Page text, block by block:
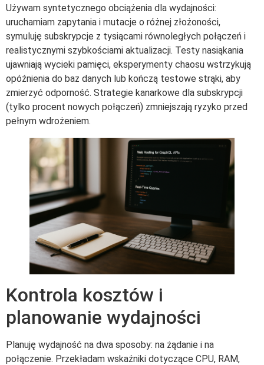
Używam syntetycznego obciążenia dla wydajności:
uruchamiam zapytania i mutacje o różnej złożoności,
symuluję subskrypcje z tysiącami równoległych połączeń i
realistycznymi szybkościami aktualizacji. Testy nasiąkania
ujawniają wycieki pamięci, eksperymenty chaosu wstrzykują
opóźnienia do baz danych lub kończą testowe strąki, aby
zmierzyć odporność. Strategie kanarkowe dla subskrypcji
(tylko procent nowych połączeń) zmniejszają ryzyko przed
pełnym wdrożeniem.
Kontrola kosztów i
planowanie wydajności
Planuję wydajność na dwa sposoby: na żądanie i na
połączenie. Przekładam wskaźniki dotyczące CPU, RAM,